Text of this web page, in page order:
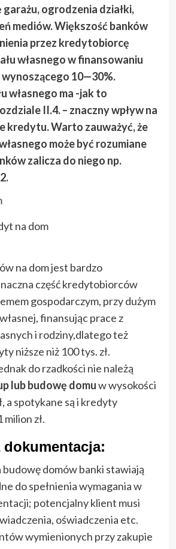
ogrodzenia działki,
mediów. Większość banków
przez kredytobiorcę
własnego w finansowaniu
10—30%.
własnego ma -jak to
II.4. – znaczny wpływ na
kredytu. Warto zauważyć, że
może być rozumiane
zalicza do niego np.
na dom
na dom jest bardzo
część kredytobiorców
gospodarczym, przy dużym
finansując prace z
i rodziny,dlatego też
niższe niż 100 tys. zł.
do rzadkości nie należą
lub budowę domuw wysokości
a spotykane są i kredyty
zł.
dokumentacja:
budowę domów banki stawiają
do spełnienia wymagania w
potencjalny klient musi
oświadczenia etc.
wymienionych przy zakupie